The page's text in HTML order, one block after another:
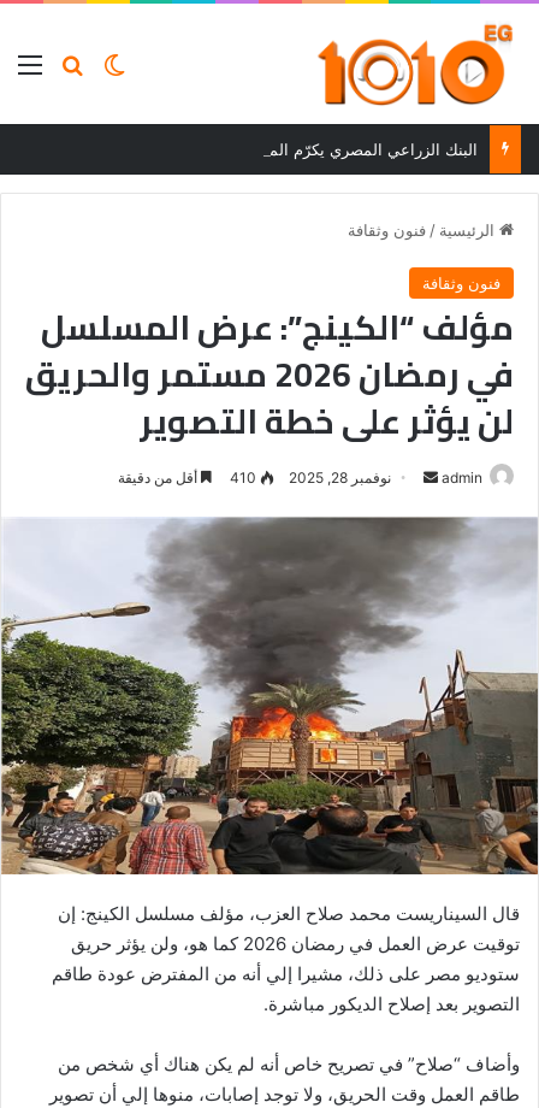
بحثالوضع
الرئيسية / فنون وثقافة
فنون وثقافة
مؤلف “الكينج”: عرض المسلسل
في رمضان 2026 مستمر والحريق
لن يؤثر على خطة التصوير
admin
أرسل نوفمبر 28, 2025 410 أقل من دقيقة
قال السيناريست محمد صلاح العزب، مؤلف مسلسل الكينج: إن
توقيت عرض العمل في رمضان 2026 كما هو، ولن يؤثر حريق
ستوديو مصر على ذلك، مشيرا إلي أنه من المفترض عودة طاقم
التصوير بعد إصلاح الديكور مباشرة.
وأضاف “صلاح” في تصريح خاص أنه لم يكن هناك أي شخص من
طاقم العمل وقت الحريق، ولا توجد إصابات، منوها إلي أن تصوير